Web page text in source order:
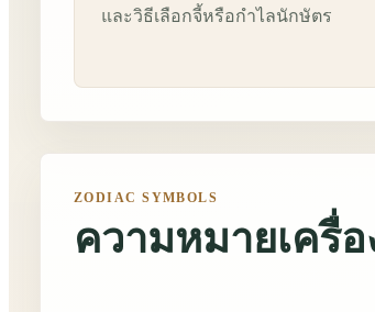
และวิธีเลือกจี้หรือกำไลนักษัตร
ZODIAC SYMBOLS
ความหมายเครื่